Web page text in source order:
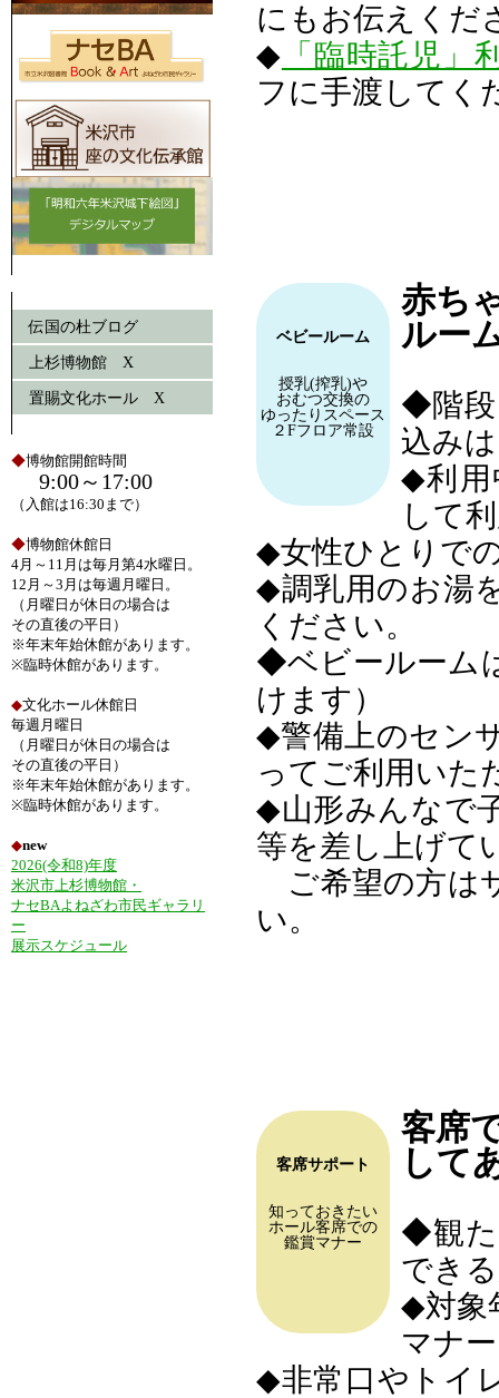
伝国の杜ブログ
上杉博物館 X
置賜文化ホール X
◆博物館開館時間
9:00～17:00
（入館は16:30まで）
◆博物館休館日
4月～11月は毎月第4水曜日。
12月～3月は毎週月曜日。
（月曜日が休日の場合は
その直後の平日）
※年末年始休館があります。
※臨時休館があります。
◆文化ホール休館日
毎週月曜日
（月曜日が休日の場合は
その直後の平日）
※年末年始休館があります。
※臨時休館があります。
◆new
2026(令和8)年度
米沢市上杉博物館・
ナセBAよねざわ市民ギャラリ
ー
展示スケジュール
にもお伝えくだ
◆ 「臨時託児」
フに手渡してく
ベビールーム
授乳(搾乳)や
おむつ交換の
ゆったりスペース
２Fフロア常設
赤ち
ルー
◆階段
込み
◆利用
して
◆女性ひとりで
◆調乳用のお湯
ください。
◆ベビールーム
けます）
◆警備上のセン
ってご利用いた
◆山形みんなで
等を差し上げて
ご希望の方は
い。
客席サポート
知っておきたい
ホール客席での
鑑賞マナー
客席
して
◆観た
でき
◆対象
マナ
◆非常口やトイ